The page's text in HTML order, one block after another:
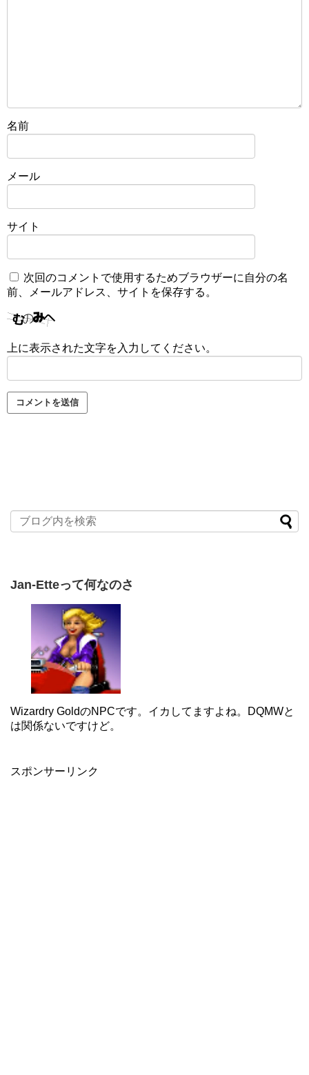
名前
メール
サイト
次回のコメントで使用するためブラウザーに自分の名
前、メールアドレス、サイトを保存する。
上に表示された文字を入力してください。
Jan-Etteって何なのさ
Wizardry GoldのNPCです。イカしてますよね。DQMWと
は関係ないですけど。
スポンサーリンク